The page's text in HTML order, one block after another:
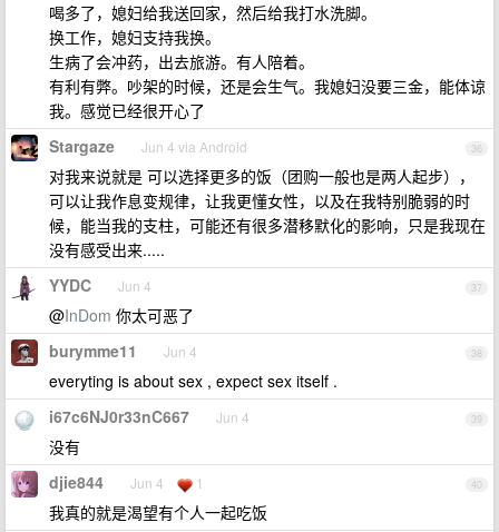
喝多了，媳妇给我送回家，然后给我打水洗脚。
换工作，媳妇支持我换。
生病了会冲药，出去旅游。有人陪着。
有利有弊。吵架的时候，还是会生气。我媳妇没要三金，能体谅
我。感觉已经很开心了
36
Stargaze Jun 4 via Android
对我来说就是 可以选择更多的饭（团购一般也是两人起步），
可以让我作息变规律，让我更懂女性，以及在我特别脆弱的时
候，能当我的支柱，可能还有很多潜移默化的影响，只是我现在
没有感受出来.....
37
YYDC Jun 4
@InDom 你太可恶了
38
burymme11 Jun 4
everyting is about sex , expect sex itself .
39
i67c6NJ0r33nC667 Jun 4
没有
40
djie844 Jun 4 1
我真的就是渴望有个人一起吃饭